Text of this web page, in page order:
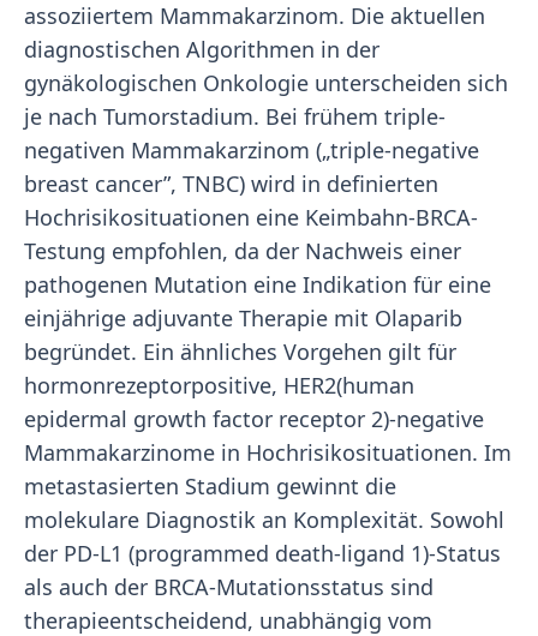
assoziiertem Mammakarzinom. Die aktuellen
diagnostischen Algorithmen in der
gynäkologischen Onkologie unterscheiden sich
je nach Tumorstadium. Bei frühem triple-
negativen Mammakarzinom („triple-negative
breast cancer”, TNBC) wird in definierten
Hochrisikosituationen eine Keimbahn-BRCA-
Testung empfohlen, da der Nachweis einer
pathogenen Mutation eine Indikation für eine
einjährige adjuvante Therapie mit Olaparib
begründet. Ein ähnliches Vorgehen gilt für
hormonrezeptorpositive, HER2(human
epidermal growth factor receptor 2)-negative
Mammakarzinome in Hochrisikosituationen. Im
metastasierten Stadium gewinnt die
molekulare Diagnostik an Komplexität. Sowohl
der PD-L1 (programmed death-ligand 1)-Status
als auch der BRCA-Mutationsstatus sind
therapieentscheidend, unabhängig vom